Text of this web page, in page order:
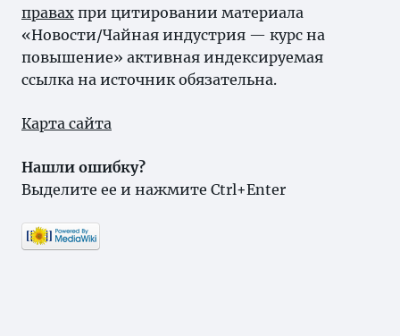
правах при цитировании материала
«Новости/Чайная индустрия — курс на
повышение» активная индексируемая
ссылка на источник обязательна.
Карта сайта
Нашли ошибку?
Выделите ее и нажмите Ctrl+Enter